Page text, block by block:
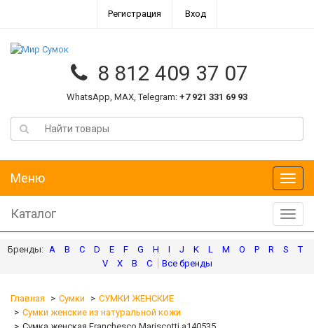
Регистрация Вход
8 812 409 37 07
WhatsApp, MAX, Telegram: +7 921 331 69 93
Меню
Меню
Каталог
A B C D E F G H I J K L M O P R S
T
V
X В С
Главная Сумки
СУМКИ ЖЕНСКИЕ
Сумки женские из натуральной кожи